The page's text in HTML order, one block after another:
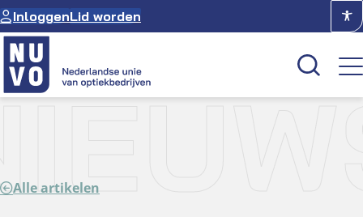
Ga
naar
de
inhoud
InloggenLid worden
Over NUVO
Alle artikelen